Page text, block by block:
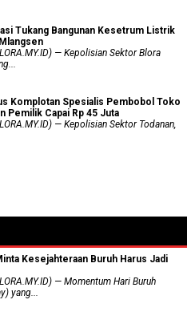
Tukang Bangunan Kesetrum Listrik
— Kepolisian Sektor Blora
Komplotan Spesialis Pembobol Toko
Pemilik Capai Rp 45 Juta
— Kepolisian Sektor Todanan,
Kesejahteraan Buruh Harus Jadi
— Momentum Hari Buruh
yang...